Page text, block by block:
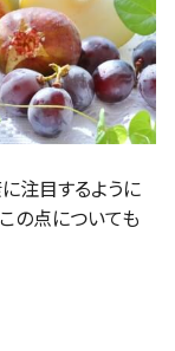
注目するように
の点についても